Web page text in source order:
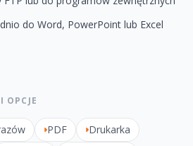
do Word, PowerPoint lub Excel
OPCJE
PDF
Drukarka